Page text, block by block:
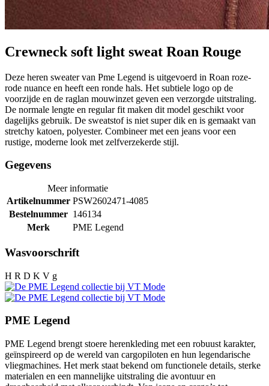
Crewneck soft light sweat Roan Rouge
Deze heren sweater van Pme Legend is uitgevoerd in Roan roze-
rode nuance en heeft een ronde hals. Het subtiele logo op de
voorzijde en de raglan mouwinzet geven een verzorgde uitstraling.
De normale lengte en regular fit maken dit model geschikt voor
dagelijks gebruik. De sweatstof is niet super dik en is gemaakt van
stretchy katoen, polyester. Combineer met een jeans voor een
rustige, moderne look met zelfverzekerde stijl.
Gegevens
Meer informatie
Artikelnummer PSW2602471-4085
Bestelnummer 146134
Merk
PME Legend
Wasvoorschrift
H R D K V g
PME Legend
PME Legend brengt stoere herenkleding met een robuust karakter,
geïnspireerd op de wereld van cargopiloten en hun legendarische
vliegmachines. Het merk staat bekend om functionele details, sterke
materialen en een mannelijke uitstraling die avontuur en